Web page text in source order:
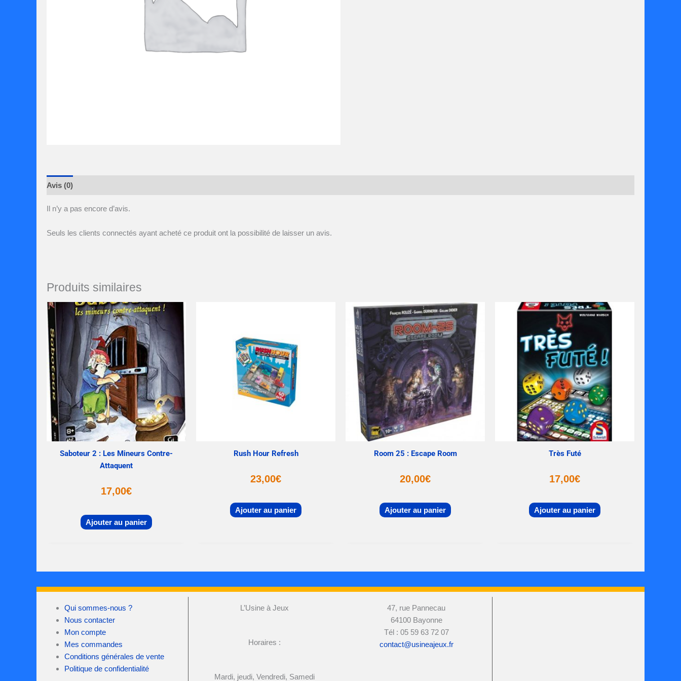
Avis (0)
Il n’y a pas encore d’avis.
Seuls les clients connectés ayant acheté ce produit ont la possibilité de laisser un avis.
Produits similaires
Saboteur 2 : Les Mineurs Contre-
Attaquent
17,00€
Ajouter au panier
Rush Hour Refresh
23,00€
Ajouter au panier
Room 25 : Escape Room
20,00€
Ajouter au panier
Très Futé
17,00€
Ajouter au panier
Qui sommes-nous ?
Nous contacter
Mon compte
Mes commandes
Conditions générales de vente
Politique de confidentialité
L’Usine à Jeux
Horaires :
Mardi, jeudi, Vendredi, Samedi
47, rue Pannecau
64100 Bayonne
Tél : 05 59 63 72 07
contact@usineajeux.fr